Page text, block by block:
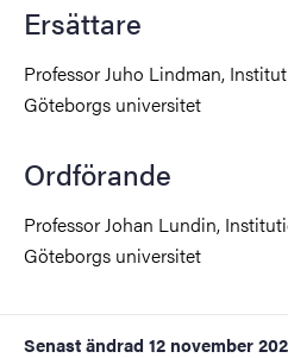
Ersättare
Professor Juho Lindman,
Göteborgs universitet
Ordförande
Professor Johan Lundin,
Göteborgs universitet
Senast ändrad 12 november